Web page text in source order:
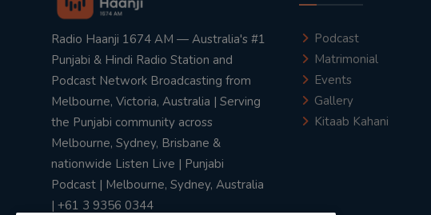
Radio Haanji 1674 AM — Australia's #1
Punjabi & Hindi Radio Station and
Podcast Network Broadcasting from
Melbourne, Victoria, Australia | Serving
the Punjabi community across
Melbourne, Sydney, Brisbane &
nationwide Listen Live | Punjabi
Podcast | Melbourne, Sydney, Australia
| +61 3 9356 0344
Podcast
Matrimonial
Events
Gallery
Kitaab Kahani